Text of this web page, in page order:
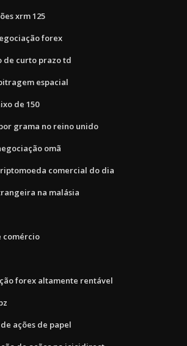
xrm 125
forex
de curto prazo td
espacial
de 150
grama no reino unido
omã
comercial do dia
na malásia
comércio
forex altamente rentável
ações de papel